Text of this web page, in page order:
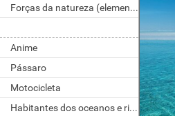
Forças da natureza (elementos)
Anime
Pássaro
Motocicleta
Habitantes dos oceanos e rios